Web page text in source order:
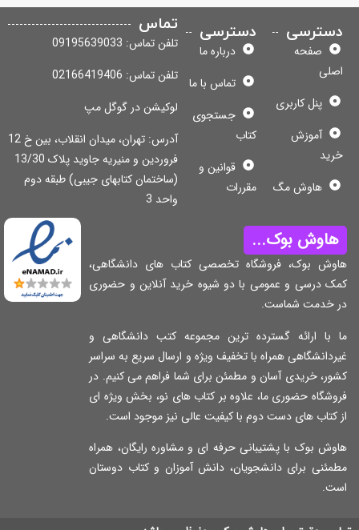
صفحه
پنل کاربری
آموزش
هاوش مگ
دسترسی
درباره ما
تماس با ما
جستجوی
قوانین و
مقررات
تماس
تلفن تماس: 09195639033
تلفن تماس: 02166419406
لوکیشن در گوگل مپ
آدرس: تهران، میدان انقلاب، بین خ 12
فروردین و منیریه جاوید پلاک 13/30
(ساختمان کتابهای جیبی) طبقه دوم
واحد 3
بوک...
بوک، فروشگاه تخصصی کتاب های دانشگاهی،
درسی و عمومی با دو شیوه خرید آنلاین و حضوری
خدمت شماست.
با ارائه گسترده ترین مجموعه کتب دانشگاهی و
همراه با تخفیف ویژه و ارسال سریع به سراسر
خریدی آسان و مطمئن برای شما فراهم می کنیم. در
حضوری ما، علاوه بر کتاب های نو، بخش ویژه ای
کتاب های دست دوم با کیفیت عالی نیز موجود است.
بوک با پشتیبانی حرفه ای و مشاوره رایگان، همراه
برای دانشجویان، دانش آموزان و کتاب دوستان